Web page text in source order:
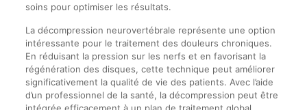
soins pour optimiser les résultats.
La décompression neurovertébrale représente une option
intéressante pour le traitement des douleurs chroniques.
En réduisant la pression sur les nerfs et en favorisant la
régénération des disques, cette technique peut améliorer
significativement la qualité de vie des patients. Avec l’aide
d’un professionnel de la santé, la décompression peut être